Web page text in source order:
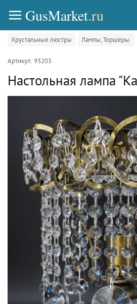
GusMarket.ru
Хрустальные люстры Лампы, Торшеры.
Артикул: 93203
Настольная лампа